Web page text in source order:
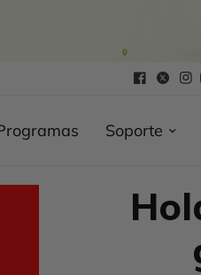
Soporte